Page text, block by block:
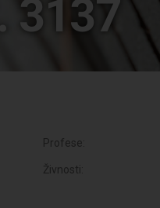
3137
Profese:
Živnosti: